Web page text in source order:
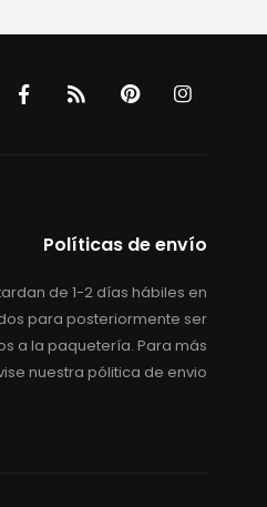
Políticas de envío
de 1-2 días hábiles en
para posteriormente ser
a la paquetería. Para más
nuestra pólitica de envio